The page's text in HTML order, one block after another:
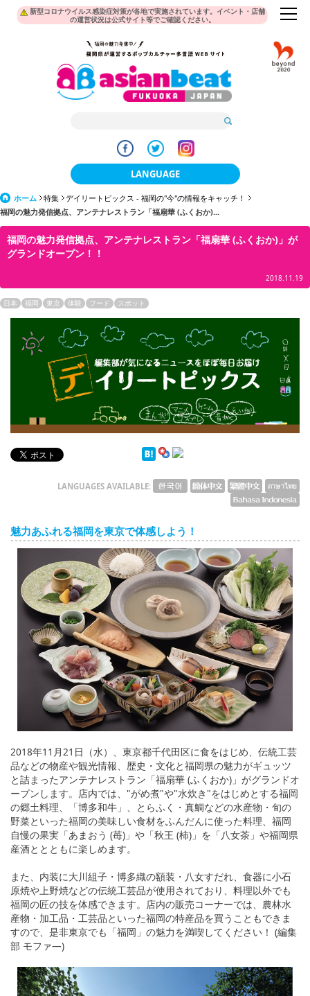
新型コロナウイルス感染症対策が各地で実施されています。イベント・店舗
の運営状況は公式サイト等でご確認ください。
LANGUAGE
日本語
한국어
English
ภาษาไทย
tiéng Viêt
ホーム 特集
デイリートピックス - 福岡の"今"の情報をキャッチ！
福岡の魅力発信拠点、アンテナレストラン「福扇華 (ふくおか)...
福岡の魅力発信拠点、アンテナレストラン「福扇華 (ふくおか)」が
グランドオープン！！
2018.11.19
日本 福岡 東京 体験 フード スポット
デイリートピックス
LANGUAGES AVAILABLE:
魅力あふれる福岡を東京で体感しよう！
2018年11月21日（水）、東京都千代田区に食をはじめ、伝統工芸
品などの物産や観光情報、歴史・文化と福岡県の魅力がギュッツ
と詰まったアンテナレストラン「福扇華 (ふくおか)」がグランドオ
ープンします。店内では、"がめ煮"や"水炊き"をはじめとする福岡
の郷土料理、「博多和牛」、とらふく・真鯛などの水産物・旬の
野菜といった福岡の美味しい食材をふんだんに使った料理、福岡
自慢の果実「あまおう (苺)」や「秋王 (柿)」を「八女茶」や福岡県
産酒ととともに楽しめます。
また、内装に大川組子・博多織の額装・八女すだれ、食器に小石
原焼や上野焼などの伝統工芸品が使用されており、料理以外でも
福岡の匠の技を体感できます。店内の販売コーナーでは、農林水
産物・加工品・工芸品といった福岡の特産品を買うこともできま
すので、是非東京でも「福岡」の魅力を満喫してください！ (編集
部 モファ―)